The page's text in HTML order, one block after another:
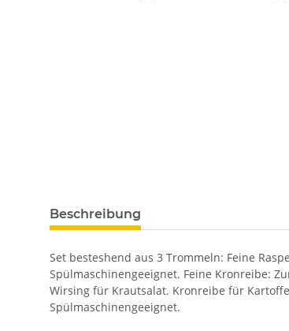
Beschreibung
Set besteshend aus 3 Trommeln: Feine
Spülmaschinengeeignet. Feine Kronreibe:
Wirsing für Krautsalat. Kronreibe für
Spülmaschinengeeignet.